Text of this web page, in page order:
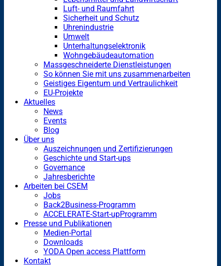
Luft- und Raumfahrt
Sicherheit und Schutz
Uhrenindustrie
Umwelt
Unterhaltungselektronik
Wohngebäudeautomation
Massgeschneiderte Dienstleistungen
So können Sie mit uns zusammenarbeiten
Geistiges Eigentum und Vertraulichkeit
EU-Projekte
Aktuelles
News
Events
Blog
Über uns
Auszeichnungen und Zertifizierungen
Geschichte und Start-ups
Governance
Jahresberichte
Arbeiten bei CSEM
Jobs
Back2Business-Programm
ACCELERATE-Start-upProgramm
Presse und Publikationen
Medien-Portal
Downloads
YODA Open access Plattform
Kontakt